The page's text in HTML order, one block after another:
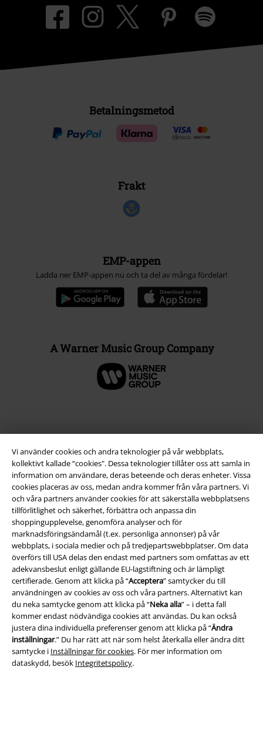
Vi använder cookies och andra teknologier på vår webbplats,
kollektivt kallade “cookies". Dessa teknologier tillåter oss att samla in
information om användare, deras beteende och deras enheter. Vissa
cookies placeras av oss, medan andra kommer från våra partners. Vi
och våra partners använder cookies för att säkerställa webbplatsens
tillförlitlighet och säkerhet, förbättra och anpassa din
shoppingupplevelse, genomföra analyser och för
marknadsföringsändamål (t.ex. personliga annonser) på vår
webbplats, i sociala medier och på tredjepartswebbplatser. Om data
överförs till USA delas den endast med partners som omfattas av ett
adekvansbeslut enligt gällande EU-lagstiftning och är lämpligt
certifierade. Genom att klicka på “Acceptera” samtycker du till
användningen av cookies av oss och våra partners. Alternativt kan
du neka samtycke genom att klicka på “Neka alla” – i detta fall
kommer endast nödvändiga cookies att användas. Du kan också
justera dina individuella preferenser genom att klicka på “Ändra
inställningar.” Du har rätt att när som helst återkalla eller ändra ditt
samtycke i Inställningar för cookies. För mer information om
dataskydd, besök Integritetspolicy.
Betalningsmetod
Frakt
EMP-appen
Ladda ner EMP-appen nu och ta del av många fördelar!
A Warner Music Group Company
Juridisk information/Villkor
Villkor
Om oss
Ladda ner villkoren
Avfallshantering och miljöskydd
Försäkran om överensstämmelse